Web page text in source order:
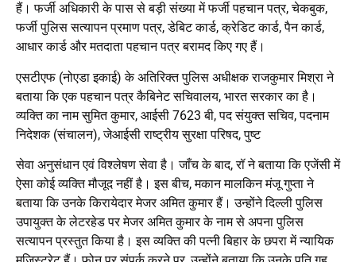
हैं। फर्जी अधिकारी के पास से बड़ी संख्या में फर्जी पहचान पत्र, चेकबुक,
फर्जी पुलिस सत्यापन प्रमाण पत्र, डेबिट कार्ड, क्रेडिट कार्ड, पैन कार्ड,
आधार कार्ड और मतदाता पहचान पत्र बरामद किए गए हैं।
एसटीएफ (नोएडा इकाई) के अतिरिक्त पुलिस अधीक्षक राजकुमार मिश्रा ने
बताया कि एक पहचान पत्र कैबिनेट सचिवालय, भारत सरकार का है।
व्यक्ति का नाम सुमित कुमार, आईसी 7623 बी, पद संयुक्त सचिव, पदनाम
निदेशक (संचालन), जेआईसी राष्ट्रीय सुरक्षा परिषद, पुष्ट
सेवा अनुसंधान एवं विश्लेषण सेवा है। जाँच के बाद, रॉ ने बताया कि एजेंसी में
ऐसा कोई व्यक्ति मौजूद नहीं है। इस बीच, मकान मालकिन मंजू गुप्ता ने
बताया कि उनके किरायेदार मेजर अमित कुमार हैं। उन्होंने दिल्ली पुलिस
उपायुक्त के लेटरहेड पर मेजर अमित कुमार के नाम से अपना पुलिस
सत्यापन प्रस्तुत किया है। इस व्यक्ति की पत्नी बिहार के छपरा में न्यायिक